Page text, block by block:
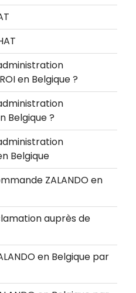
en Belgique ?
Belgique ?
Belgique
ZALANDO en
auprès de
en Belgique par